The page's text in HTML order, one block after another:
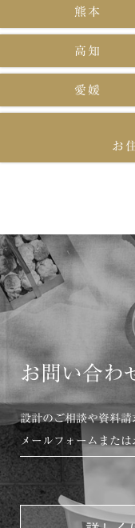
熊本
高知
愛媛
お
お問い合わ
設計のご相談や資料請
メールフォームまたは